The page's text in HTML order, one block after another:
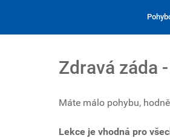
Zdravá záda
Máte málo pohybu,
Lekce je vhodná pro